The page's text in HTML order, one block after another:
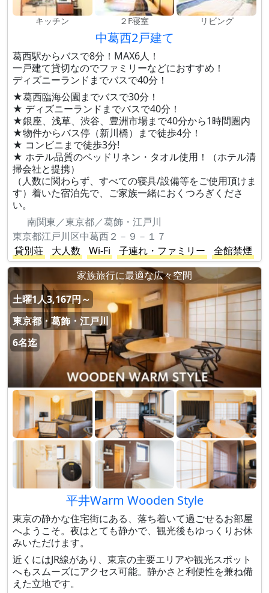
キッチン ２F寝室 リビング
中葛西2戸建て
葛西駅からバスで8分！MAX6人！
一戸建て貸切なのでファミリーなどにおすすめ！
ディズニーランドまでバスで40分！
★葛西臨海公園までバスで30分！
★ ディズニーランドまでバスで40分！
★銀座、浅草、渋谷、豊洲市場まで40分から1時間圏内
★物件からバス停（新川橋）まで徒歩4分！
★ コンビニまで徒歩3分!
★ ホテル品質のベッドリネン・タオル使用！（ホテル清
掃会社と提携）
（人数に関わらず、すべての寝具/設備等をご使用頂けま
す）着いた宿泊先で、ご家族一緒におくつろぎくださ
い。
南関東／東京都／葛飾・江戸川
東京都江戸川区中葛西２－９－１７
貸別荘
大人数 Wi-Fi 子連れ・ファミリー
全館禁煙
家族旅行に最適な広々空間
土曜1人3,167円～
東京都・葛飾・江戸川
6名迄
平井Warm Wooden Style
東京の静かな住宅街にある、落ち着いて過ごせるお部屋
へようこそ。夜はとても静かで、観光後もゆっくりお休
みいただけます。
近くにはJR線があり、東京の主要エリアや観光スポット
へもスムーズにアクセス可能。静かさと利便性を兼ね備
えた立地です。